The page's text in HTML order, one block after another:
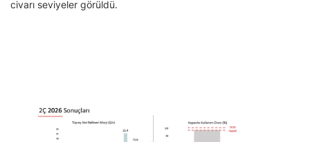
civarı seviyeler görüldü.